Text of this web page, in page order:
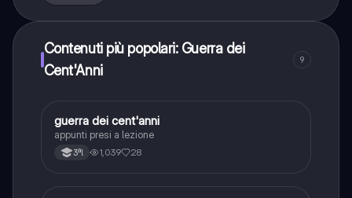
Contenuti più popolari: Guerra dei
Cent'Anni
9
Storia
guerra dei cent'anni
appunti presi a lezione
3ªl 1,039 28